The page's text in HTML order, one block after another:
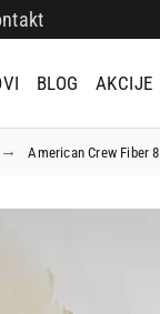
BLOG AKCIJE
American Crew Fiber